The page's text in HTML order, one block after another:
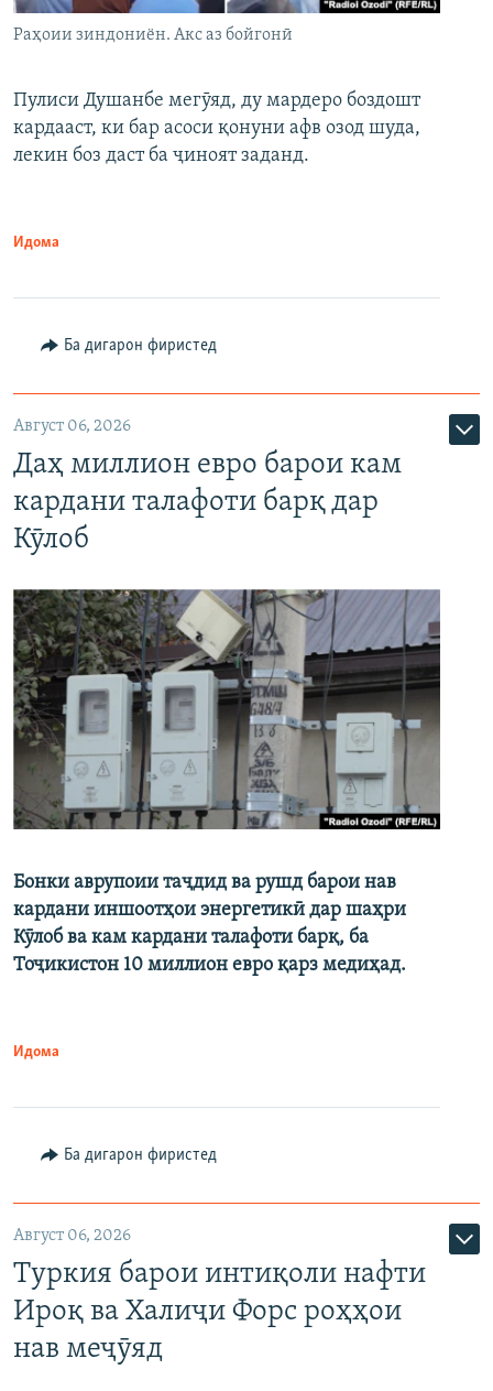
Раҳоии зиндониён. Акс аз бойгонӣ
Пулиси Душанбе мегӯяд, ду мардеро боздошт
кардааст, ки бар асоси қонуни афв озод шуда,
лекин боз даст ба ҷиноят заданд.
Идома
Ба дигарон фиристед
Август 06, 2026
Даҳ миллион евро барои кам
кардани талафоти барқ дар
Кӯлоб
Бонки аврупоии таҷдид ва рушд барои нав
кардани иншоотҳои энергетикӣ дар шаҳри
Кӯлоб ва кам кардани талафоти барқ, ба
Тоҷикистон 10 миллион евро қарз медиҳад.
Идома
Ба дигарон фиристед
Август 06, 2026
Туркия барои интиқоли нафти
Ироқ ва Халиҷи Форс роҳҳои
нав меҷӯяд